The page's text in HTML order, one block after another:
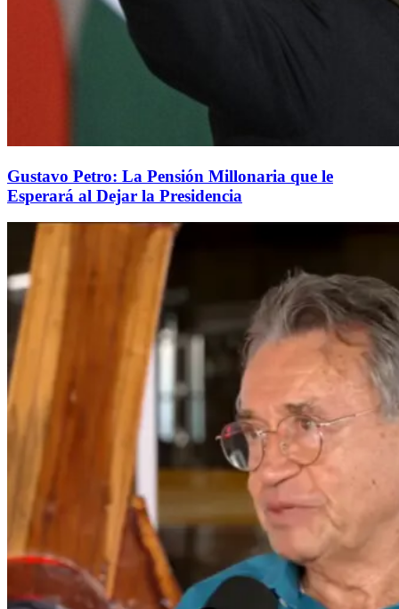
Gustavo Petro: La Pensión Millonaria que le
Esperará al Dejar la Presidencia